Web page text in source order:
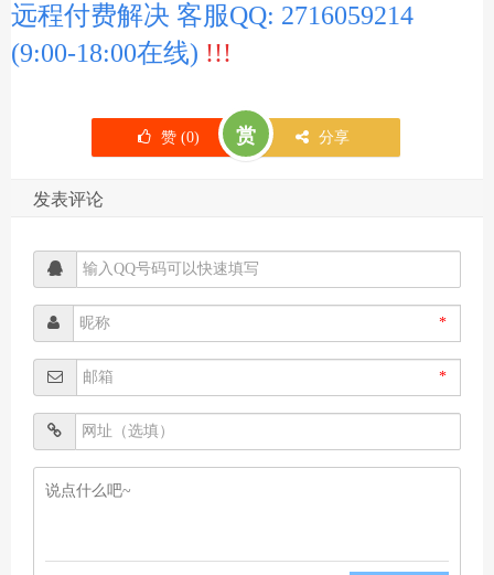
远程付费解决 客服QQ: 2716059214
(9:00-18:00在线) !!!
赞 (0) 赏 分享
发表评论
*
*